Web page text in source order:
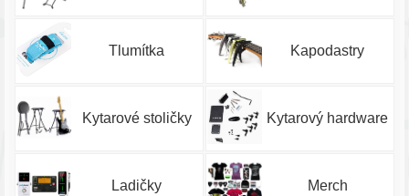
Tlumítka Kapodastry
Kytarové stoličky Kytarový hardware
Ladičky Merch